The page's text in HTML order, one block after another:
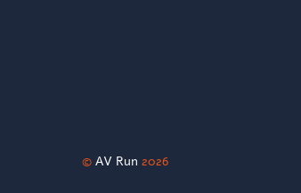
© AV Run 2026